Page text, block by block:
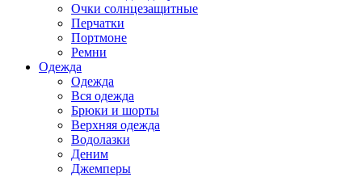
Очки солнцезащитные
Перчатки
Портмоне
Ремни
Одежда
Одежда
Вся одежда
Брюки и шорты
Верхняя одежда
Водолазки
Деним
Джемперы